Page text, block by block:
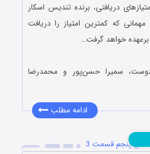
دریافتی، برنده تندیس اسکار
که کمترین امتیاز را دریافت
خواهد گرفت…
سمیرا حسن‌پور و محمدرضا
ادامه مطلب
فصل پنجم قسمت 3